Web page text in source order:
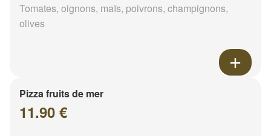
Tomates, oignons, maïs, poivrons, champignons,
olives
Pizza fruits de mer
11.90 €